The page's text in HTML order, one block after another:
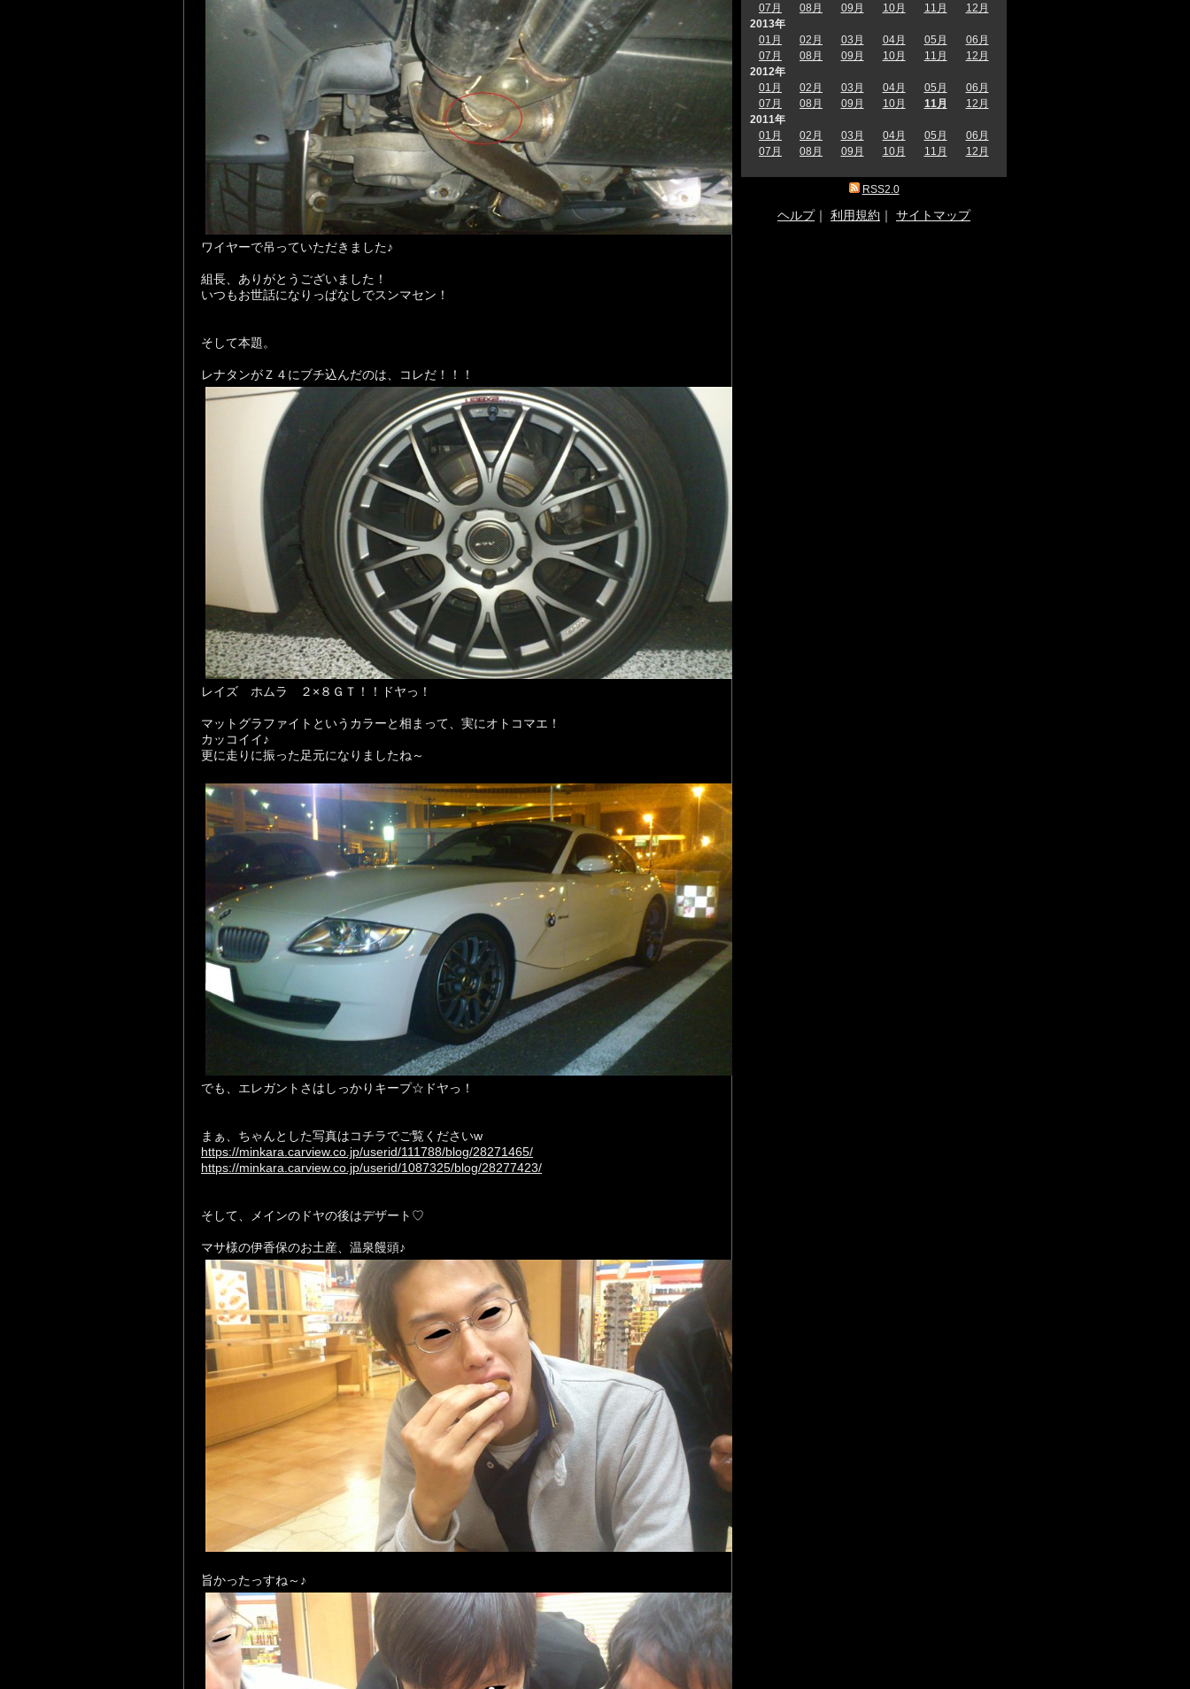
ワイヤーで吊っていただきました♪
組長、ありがとうございました！
いつもお世話になりっぱなしでスンマセン！
そして本題。
レナタンがＺ４にブチ込んだのは、コレだ！！！
レイズ ホムラ ２×８ＧＴ！！ドヤっ！
マットグラファイトというカラーと相まって、実にオトコマエ！
カッコイイ♪
更に走りに振った足元になりましたね～
でも、エレガントさはしっかりキープ☆ドヤっ！
まぁ、ちゃんとした写真はコチラでご覧くださいw
https://minkara.carview.co.jp/userid/111788/blog/28271465/
https://minkara.carview.co.jp/userid/1087325/blog/28277423/
そして、メインのドヤの後はデザート♡
マサ様の伊香保のお土産、温泉饅頭♪
旨かったっすね～♪
07月
08月 09月 10月 11月
12月
2013年
01月
02月 03月 04月 05月
06月
07月
08月 09月 10月 11月
12月
2012年
01月
02月 03月 04月 05月
06月
07月
08月 09月 10月 11月
12月
2011年
01月
02月 03月 04月 05月
06月
07月
08月 09月 10月 11月 12月
RSS2.0
ヘルプ｜ 利用規約 ｜ サイトマップ